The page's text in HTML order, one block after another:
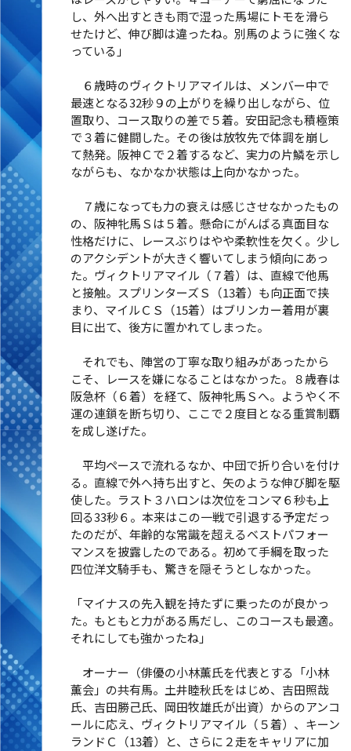
し、外へ出すときも雨で湿った馬場にトモを滑ら
せたけど、伸び脚は違ったね。別馬のように強くな
っている」
６歳時のヴィクトリアマイルは、メンバー中で
最速となる32秒９の上がりを繰り出しながら、位
置取り、コース取りの差で５着。安田記念も積極策
で３着に健闘した。その後は放牧先で体調を崩し
て熱発。阪神Ｃで２着するなど、実力の片鱗を示し
ながらも、なかなか状態は上向かなかった。
７歳になっても力の衰えは感じさせなかったもの
の、阪神牝馬Ｓは５着。懸命にがんばる真面目な
性格だけに、レースぶりはやや柔軟性を欠く。少し
のアクシデントが大きく響いてしまう傾向にあっ
た。ヴィクトリアマイル（７着）は、直線で他馬
と接触。スプリンターズＳ（13着）も向正面で挟
まり、マイルＣＳ（15着）はブリンカー着用が裏
目に出て、後方に置かれてしまった。
それでも、陣営の丁寧な取り組みがあったから
こそ、レースを嫌になることはなかった。８歳春は
阪急杯（６着）を経て、阪神牝馬Ｓへ。ようやく不
運の連鎖を断ち切り、ここで２度目となる重賞制覇
を成し遂げた。
平均ペースで流れるなか、中団で折り合いを付け
る。直線で外へ持ち出すと、矢のような伸び脚を駆
使した。ラスト３ハロンは次位をコンマ６秒も上
回る33秒６。本来はこの一戦で引退する予定だっ
たのだが、年齢的な常識を超えるベストパフォー
マンスを披露したのである。初めて手綱を取った
四位洋文騎手も、驚きを隠そうとしなかった。
「マイナスの先入観を持たずに乗ったのが良かっ
た。もともと力がある馬だし、このコースも最適。
それにしても強かったね」
オーナー（俳優の小林薫氏を代表とする「小林
薫会」の共有馬。土井睦秋氏をはじめ、吉田照哉
氏、吉田勝己氏、岡田牧雄氏が出資）からのアンコ
ールに応え、ヴィクトリアマイル（５着）、キーン
ランドＣ（13着）と、さらに２走をキャリアに加